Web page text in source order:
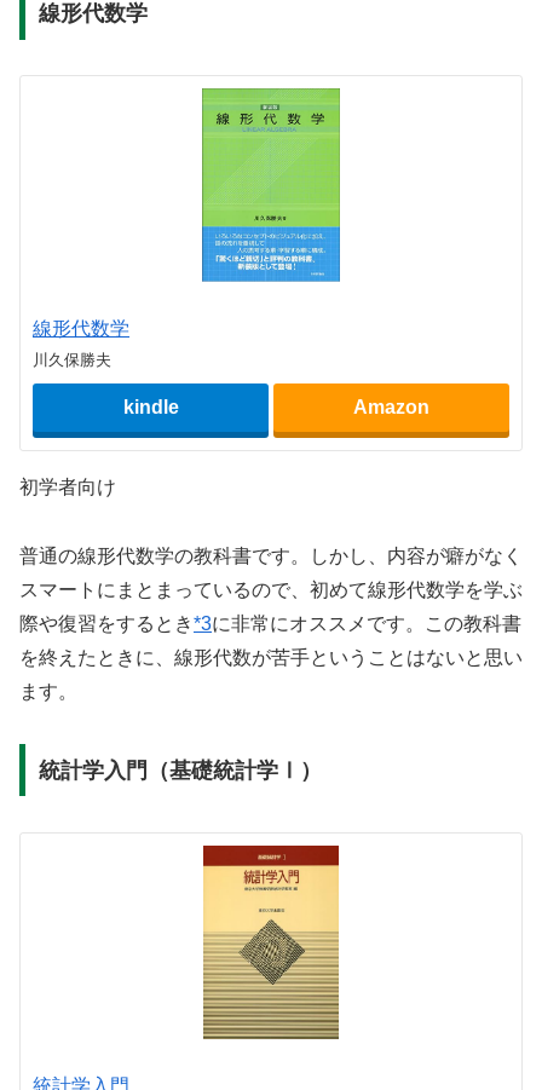
線形代数学
線形代数学
川久保勝夫
kindle Amazon
初学者向け
普通の線形代数学の教科書です。しかし、内容が癖がなく
スマートにまとまっているので、初めて線形代数学を学ぶ
際や復習をするとき*3に非常にオススメです。この教科書
を終えたときに、線形代数が苦手ということはないと思い
ます。
統計学入門（基礎統計学Ⅰ）
統計学入門